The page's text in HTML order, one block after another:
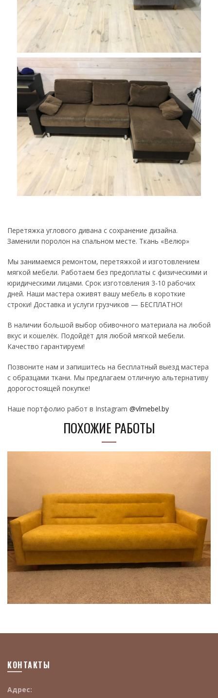
Перетяжка углового дивана с сохранение дизайна.
Заменили поролон на спальном месте. Ткань «Велюр»
Мы занимаемся ремонтом, перетяжкой и изготовлением
мягкой мебели. Работаем без предоплаты с физическими и
юридическими лицами. Срок изготовления 3-10 рабочих
дней. Наши мастера оживят вашу мебель в короткие
строки! Доставка и услуги грузчиков — БЕСПЛАТНО!
В наличии большой выбор обивочного материала на любой
вкус и кошелёк. Подойдёт для любой мягкой мебели.
Качество гарантируем! ⠀
Позвоните нам и запишитесь на бесплатный выезд мастера
с образцами ткани. Мы предлагаем отличную альтернативу
дорогостоящей покупке!
Наше портфолио работ в Instagram @vlmebel.by
ПОХОЖИЕ РАБОТЫ
КОНТАКТЫ
Адрес: